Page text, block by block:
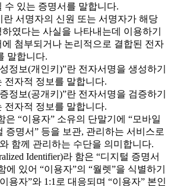
수 있는 증명서를 말합니다.
란 서명자의 신원 또는 서명자가 해당
였다는 사실을 나타내는데 이용하기
첨부되거나 논리적으로 결합된 전자
말합니다.
정보(개인키)”란 전자서명을 생성하기
전자적 정보를 말합니다.
정보(공개키)”란 전자서명을 검증하기
전자적 정보를 말합니다.
은 “이용자” 소유의 단말기에 “모바일
증명서” 등을 보관, 관리하는 서비스로
함께 관리하는 수단을 의미합니다.
Identifier)라 함은 “디지털 증명서
에 있어 “이용자”의 “월렛”을 식별하기
용자”와 1:1로 대응되며 “이용자” 본인